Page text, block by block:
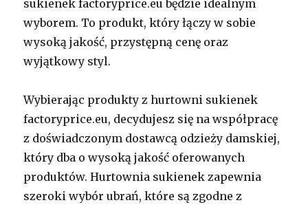
sukienek factoryprice.eu będzie idealnym
wyborem. To produkt, który łączy w sobie
wysoką jakość, przystępną cenę oraz
wyjątkowy styl.
Wybierając produkty z hurtowni sukienek
factoryprice.eu, decydujesz się na współpracę
z doświadczonym dostawcą odzieży damskiej,
który dba o wysoką jakość oferowanych
produktów. Hurtownia sukienek zapewnia
szeroki wybór ubrań, które są zgodne z